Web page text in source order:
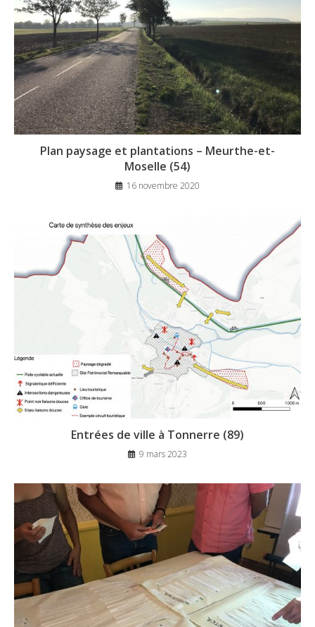
Plan paysage et plantations – Meurthe-et-
Moselle (54)
16 novembre 2020
Entrées de ville à Tonnerre (89)
9 mars 2023